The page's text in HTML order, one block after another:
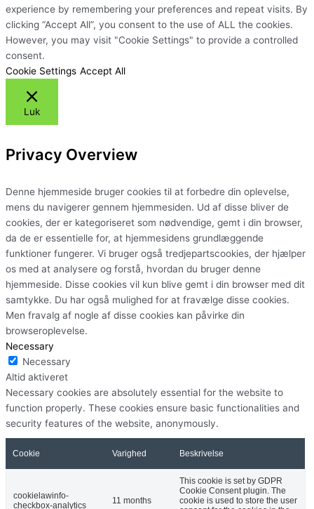
experience by remembering your preferences and repeat visits. By
clicking “Accept All”, you consent to the use of ALL the cookies.
However, you may visit "Cookie Settings" to provide a controlled
consent.
Cookie Settings Accept All
Luk
Privacy Overview
Denne hjemmeside bruger cookies til at forbedre din oplevelse,
mens du navigerer gennem hjemmesiden. Ud af disse bliver de
cookies, der er kategoriseret som nødvendige, gemt i din browser,
da de er essentielle for, at hjemmesidens grundlæggende
funktioner fungerer. Vi bruger også tredjepartscookies, der hjælper
os med at analysere og forstå, hvordan du bruger denne
hjemmeside. Disse cookies vil kun blive gemt i din browser med dit
samtykke. Du har også mulighed for at fravælge disse cookies.
Men fravalg af nogle af disse cookies kan påvirke din
browseroplevelse.
Necessary
Necessary
Altid aktiveret
Necessary cookies are absolutely essential for the website to
function properly. These cookies ensure basic functionalities and
security features of the website, anonymously.
Cookie Varighed Beskrivelse
cookielawinfo-
checkbox-analytics
11 months
This cookie is set by GDPR
Cookie Consent plugin. The
cookie is used to store the user